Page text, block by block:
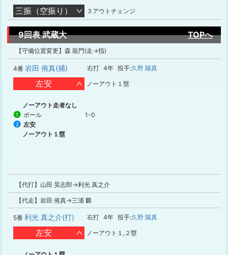
三振（空振り） ３アウトチェンジ
9回表 武蔵大 TOPへ
【守備位置変更】森 龍門(走→指)
4番 岩田 侑真(捕) 右打 4年 投手:久野 陽真
左安 ノーアウト１塁
ノーアウト走者なし
1 ボール 1-0
2
左安
ノーアウト１塁
【代打】山田 昊志郎→利光 真之介
【代走】岩田 侑真→三浦 麟
5番 利光 真之介(打) 右打 4年 投手:久野 陽真
左安 ノーアウト１,２塁